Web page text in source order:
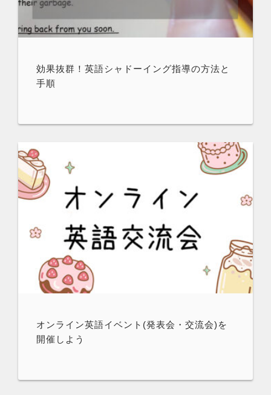
効果抜群！英語シャドーイング指導の方法と
手順
オンライン英語イベント(発表会・交流会)を
開催しよう